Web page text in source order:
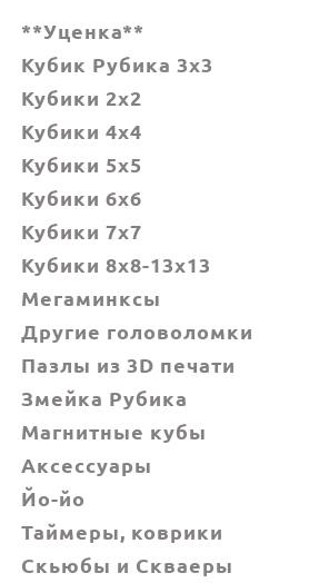
**Уценка**
Кубик Рубика 3x3
Кубики 2x2
Кубики 4x4
Кубики 5x5
Кубики 6х6
Кубики 7х7
Кубики 8x8-13x13
Мегаминксы
Другие головоломки
Пазлы из 3D печати
Змейка Рубика
Магнитные кубы
Аксессуары
Йо-йо
Таймеры, коврики
Скьюбы и Скваеры